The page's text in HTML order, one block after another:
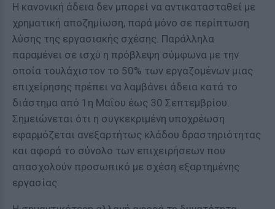
Η κανονική άδεια δεν μπορεί να αντικατασταθεί με
χρηματική αποζημίωση, παρά μόνο σε περίπτωση
λύσης της εργασιακής σχέσης. Παράλληλα
παραμένει σε ισχύ η πρόβλεψη σύμφωνα με την
οποία τουλάχιστον το 50% των εργαζομένων μιας
επιχείρησης πρέπει να λαμβάνει άδεια κατά το
διάστημα από 1η Μαΐου έως 30 Σεπτεμβρίου.
Σημειώνεται ότι η συγκεκριμένη υποχρέωση
εφαρμόζεται ανεξαρτήτως κλάδου δραστηριότητας
και αφορά το σύνολο των επιχειρήσεων που
απασχολούν προσωπικό με σχέση εξαρτημένης
εργασίας.